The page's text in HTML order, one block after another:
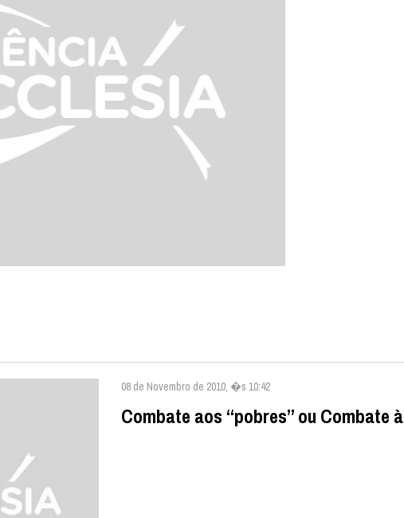
08 de Novembro de 2010, �s 10:42
Combate aos “pobres” ou Combate